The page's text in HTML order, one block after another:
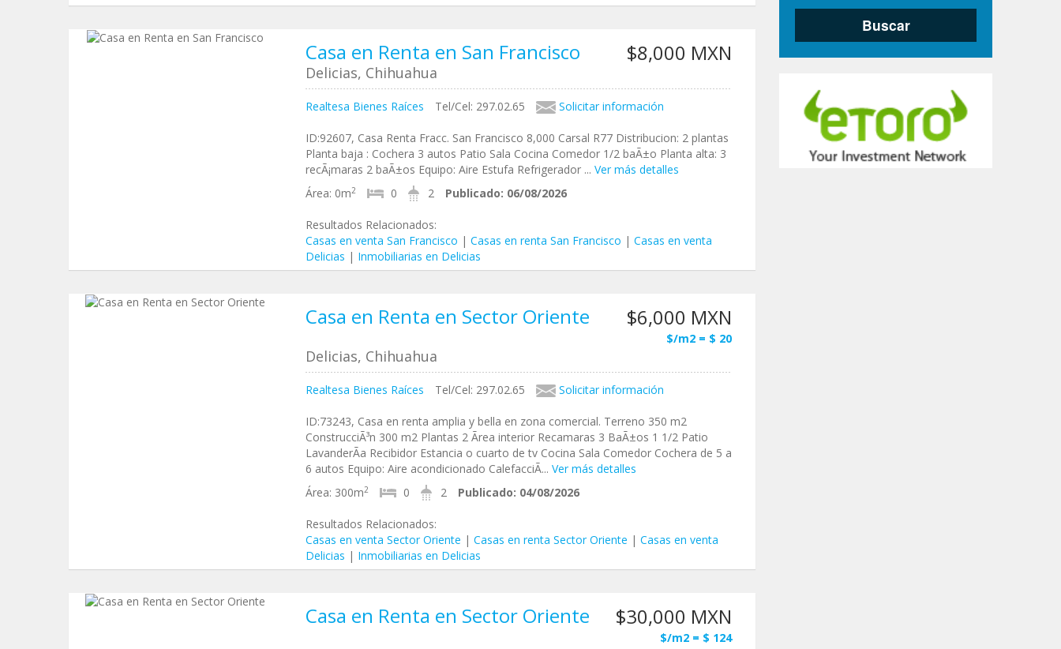
Casa en Renta en San Francisco $8,000 MXN
Delicias, Chihuahua
Realtesa Bienes Raíces Tel/Cel: 297.02.65 Solicitar información
ID:92607, Casa Renta Fracc. San Francisco 8,000 Carsal R77 Distribucion: 2 plantas
Planta baja : Cochera 3 autos Patio Sala Cocina Comedor 1/2 baÃ±o Planta alta: 3
recÃ¡maras 2 baÃ±os Equipo: Aire Estufa Refrigerador ... Ver más detalles
Área: 0m2 0 2 Publicado: 06/08/2026
Resultados Relacionados:
Casas en venta San Francisco | Casas en renta San Francisco | Casas en venta
Delicias | Inmobiliarias en Delicias
Casa en Renta en Sector Oriente $6,000 MXN
$/m2 = $ 20
Delicias, Chihuahua
Realtesa Bienes Raíces Tel/Cel: 297.02.65 Solicitar información
ID:73243, Casa en renta amplia y bella en zona comercial. Terreno 350 m2
ConstrucciÃ³n 300 m2 Plantas 2 Ãrea interior Recamaras 3 BaÃ±os 1 1/2 Patio
LavanderÃ­a Recibidor Estancia o cuarto de tv Cocina Sala Comedor Cochera de 5 a
6 autos Equipo: Aire acondicionado CalefacciÃ... Ver más detalles
Área: 300m2 0 2 Publicado: 04/08/2026
Resultados Relacionados:
Casas en venta Sector Oriente | Casas en renta Sector Oriente | Casas en venta
Delicias | Inmobiliarias en Delicias
Casa en Renta en Sector Oriente $30,000 MXN
$/m2 = $ 124